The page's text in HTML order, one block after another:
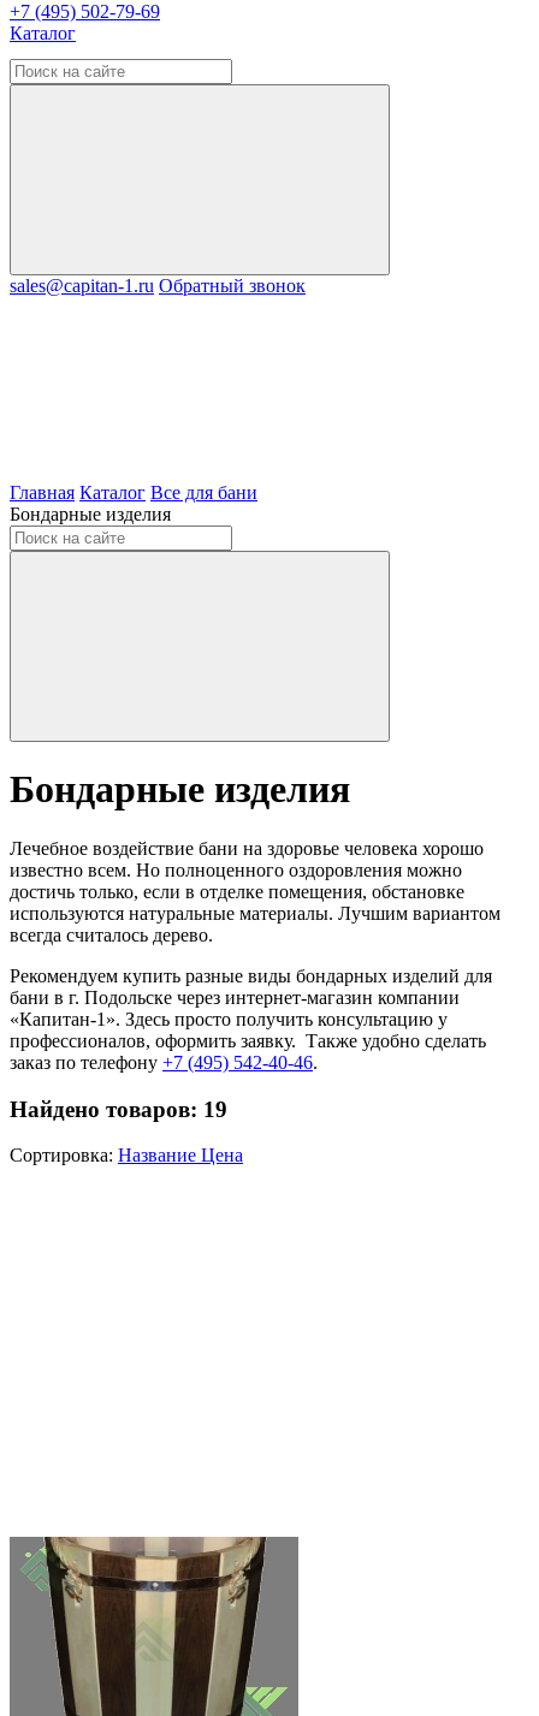
+7 (495) 502-79-69
Каталог
sales@capitan-1.ru Обратный звонок
Главная Каталог Все для бани
Бондарные изделия
Бондарные изделия
Лечебное воздействие бани на здоровье человека хорошо
известно всем. Но полноценного оздоровления можно
достичь только, если в отделке помещения, обстановке
используются натуральные материалы. Лучшим вариантом
всегда считалось дерево.
Рекомендуем купить разные виды бондарных изделий для
бани в г. Подольске через интернет-магазин компании
«Капитан-1». Здесь просто получить консультацию у
профессионалов, оформить заявку. Также удобно сделать
заказ по телефону +7 (495) 542-40-46.
Найдено товаров: 19
Сортировка: Название Цена